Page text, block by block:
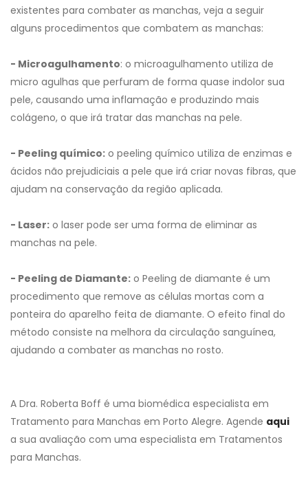
existentes para combater as manchas, veja a seguir
alguns procedimentos que combatem as manchas:
- Microagulhamento: o microagulhamento utiliza de
micro agulhas que perfuram de forma quase indolor sua
pele, causando uma inflamação e produzindo mais
colágeno, o que irá tratar das manchas na pele.
- Peeling químico: o peeling químico utiliza de enzimas e
ácidos não prejudiciais a pele que irá criar novas fibras, que
ajudam na conservação da região aplicada.
- Laser: o laser pode ser uma forma de eliminar as
manchas na pele.
- Peeling de Diamante: o Peeling de diamante é um
procedimento que remove as células mortas com a
ponteira do aparelho feita de diamante. O efeito final do
método consiste na melhora da circulação sanguínea,
ajudando a combater as manchas no rosto.
A Dra. Roberta Boff é uma biomédica especialista em
Tratamento para Manchas em Porto Alegre. Agende aqui
a sua avaliação com uma especialista em Tratamentos
para Manchas.